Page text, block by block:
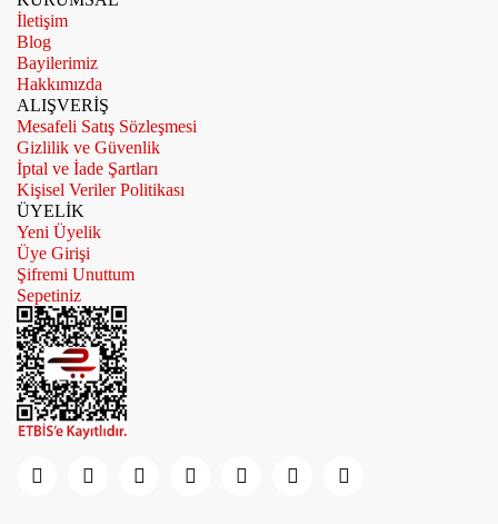
İletişim
Blog
Bayilerimiz
Hakkımızda
ALIŞVERİŞ
Mesafeli Satış Sözleşmesi
Gizlilik ve Güvenlik
İptal ve İade Şartları
Kişisel Veriler Politikası
ÜYELİK
Yeni Üyelik
Üye Girişi
Şifremi Unuttum
Sepetiniz